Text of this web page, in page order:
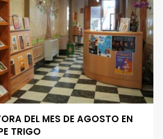
DEL MES DE AGOSTO EN
TRIGO